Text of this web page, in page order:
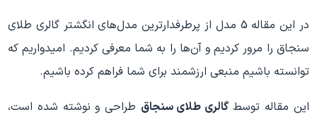
در این مقاله 5 مدل از پرطرفدارترین مدل‌های انگشتر گالری طلای
سنجاق را مرور کردیم و آن‌ها را به شما معرفی کردیم. امیدواریم که
توانسته باشیم منبعی ارزشمند برای شما فراهم کرده باشیم.
این مقاله توسطگالری طلای سنجاق طراحی و نوشته شده است،